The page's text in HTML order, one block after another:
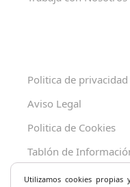
Politica de privacidad
Aviso Legal
Politica de Cookies
Tablón de
Decreto 625/2019
Utilizamos cookies